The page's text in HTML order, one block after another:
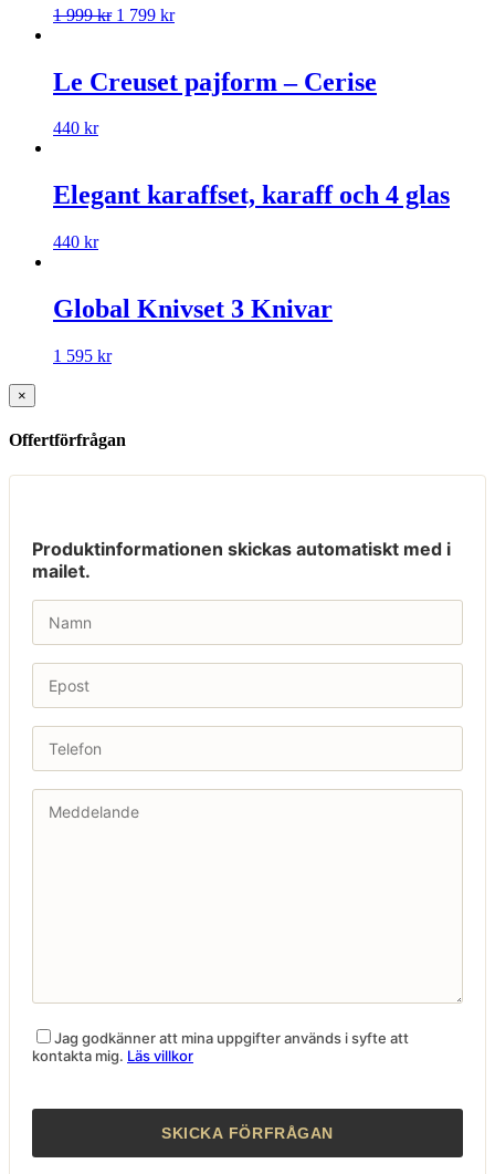
1 999kr 1 799 kr
Le Creuset pajform – Cerise
440 kr
Elegant karaffset, karaff och 4 glas
440 kr
Global Knivset 3 Knivar
1 595 kr
×
Offertförfrågan
Produktinformationen skickas automatiskt med i
mailet.
Jag godkänner att mina uppgifter används i syfte att
kontakta mig. Läs villkor